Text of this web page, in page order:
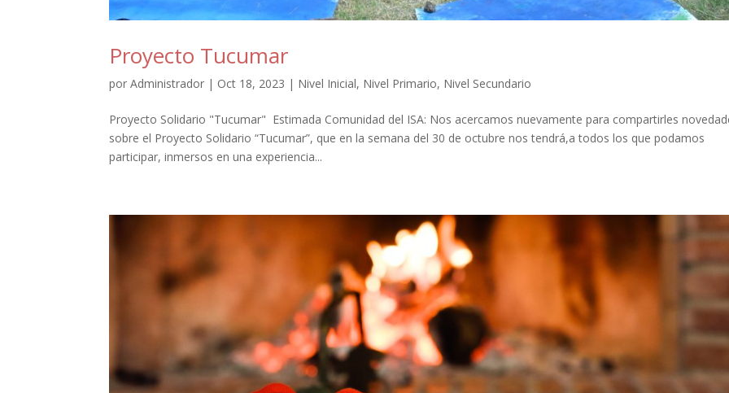
Proyecto Tucumar
porAdministrador | Oct 18, 2023 | Nivel Inicial, Nivel Primario, Nivel Secundario
Proyecto Solidario "Tucumar" Estimada Comunidad del ISA: Nos acercamos nuevamente para compartirles
sobre el Proyecto Solidario “Tucumar”, que en la semana del 30 de octubre nos tendrá,a todos los que podamos
participar, inmersos en una experiencia...